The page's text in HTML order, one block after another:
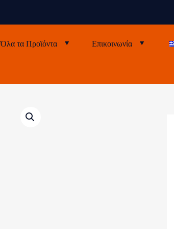
Όλα τα Προϊόντα Επικοινωνία